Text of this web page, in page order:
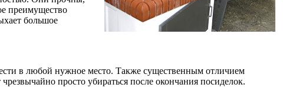
преимущество
большое
в любой нужное место. Также существенным отличием
просто убираться после окончания посиделок.